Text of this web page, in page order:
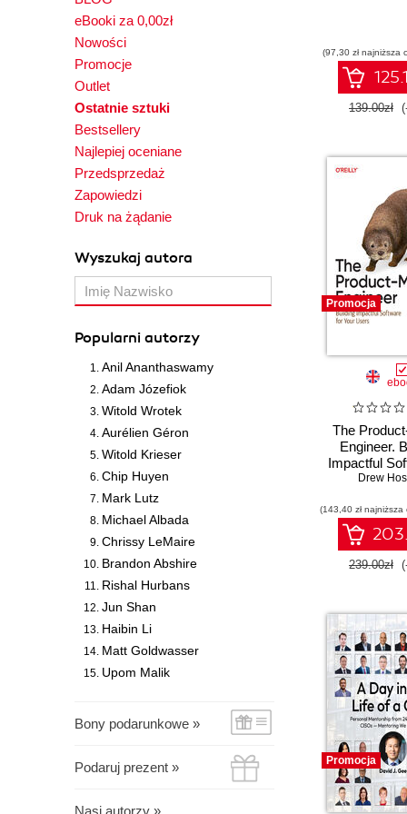
eBooki za 0,00zł
Nowości
Promocje
Outlet
Ostatnie sztuki
Bestsellery
Najlepiej oceniane
Przedsprzedaż
Zapowiedzi
Druk na żądanie
Wyszukaj autora
Popularni autorzy
Anil Ananthaswamy
Adam Józefiok
Witold Wrotek
Aurélien Géron
Witold Krieser
Chip Huyen
Mark Lutz
Michael Albada
Chrissy LeMaire
Brandon Abshire
Rishal Hurbans
Jun Shan
Haibin Li
Matt Goldwasser
Upom Malik
Bony podarunkowe »
Podaruj prezent »
Nasi autorzy »
(97,30 zł najniższa
139.00zł
Promocja
The
Engineer.
Impactful
Your
Drew
(143,40 zł
239.00zł
Promocja